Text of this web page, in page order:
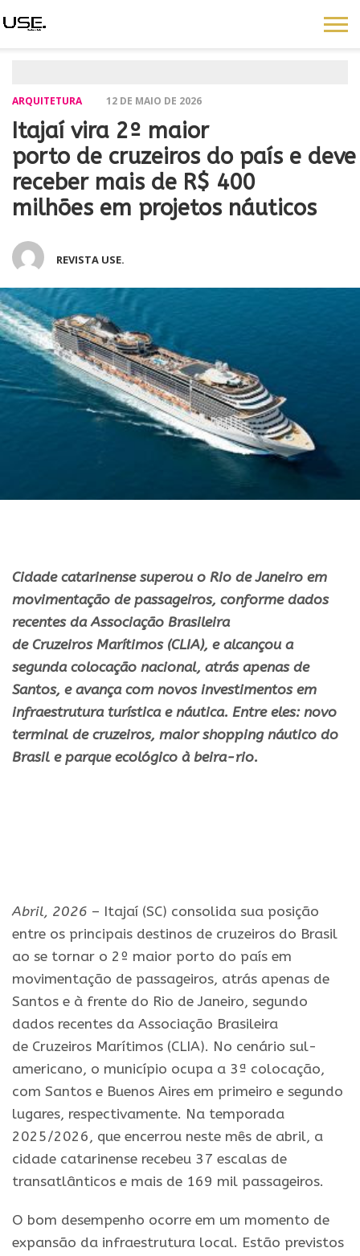
ARQUITETURA 12 DE MAIO DE 2026
Itajaí vira 2º maior
porto de cruzeiros do país e deve
receber mais de R$ 400
milhões em projetos náuticos
REVISTA USE.
Cidade catarinense superou o Rio de Janeiro em
movimentação de passageiros, conforme dados
recentes da Associação Brasileira
deCruzeirosMarítimos (CLIA), e alcançou a
segunda colocação nacional, atrás apenas de
Santos, e avança com novos investimentos em
infraestrutura turística e náutica. Entre eles: novo
terminal decruzeiros, maior shopping náutico do
Brasil e parque ecológico à beira-rio.
Abril, 2026 – Itajaí (SC) consolida sua posição
entre os principais destinos de cruzeiros do Brasil
ao se tornar o 2º maior porto do país em
movimentação de passageiros, atrás apenas de
Santos e à frente do Rio de Janeiro, segundo
dados recentes da Associação Brasileira
de Cruzeiros Marítimos (CLIA). No cenário sul-
americano, o município ocupa a 3ª colocação,
com Santos e Buenos Aires em primeiro e segundo
lugares, respectivamente. Na temporada
2025/2026, que encerrou neste mês de abril, a
cidade catarinense recebeu 37 escalas de
transatlânticos e mais de 169 mil passageiros.
O bom desempenho ocorre em um momento de
expansão da infraestrutura local. Estão previstos